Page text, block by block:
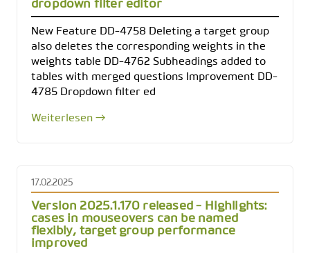
dropdown filter editor
New Feature DD-4758 Deleting a target group
also deletes the corresponding weights in the
weights table DD-4762 Subheadings added to
tables with merged questions Improvement DD-
4785 Dropdown filter ed
Weiterlesen →
17.02.2025
Version 2025.1.170 released - Highlights:
cases in mouseovers can be named
flexibly, target group performance
improved